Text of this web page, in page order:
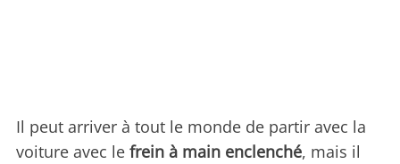
Il peut arriver à tout le monde de partir avec la
voiture avec le frein à main enclenché, mais il